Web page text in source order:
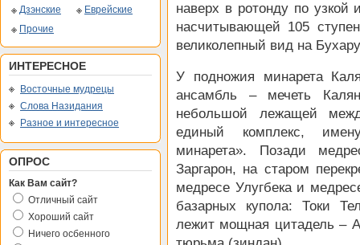
Дзэнские
Еврейские
Прочие
ИНТЕРЕСНОЕ
Восточные мудрецы
Слова Назидания
Разное и интересное
ОПРОС
Как Вам сайт?
Отличный сайт
Хороший сайт
Ничего осбенного
наверх в ротонду по узкой
насчитывающей 105
великолепный вид на
У подножия минарета
ансамбль – мечеть
небольшой лежащей
единый комплекс,
минарета». Позади
Заргарон, на старом
медресе Улугбека и
базарных купола: Токи
лежит мощная цитадель –